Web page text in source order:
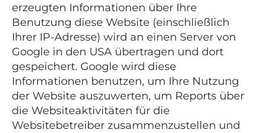
erzeugten Informationen über Ihre
Benutzung diese Website (einschließlich
Ihrer IP-Adresse) wird an einen Server von
Google in den USA übertragen und dort
gespeichert. Google wird diese
Informationen benutzen, um Ihre Nutzung
der Website auszuwerten, um Reports über
die Websiteaktivitäten für die
Websitebetreiber zusammenzustellen und